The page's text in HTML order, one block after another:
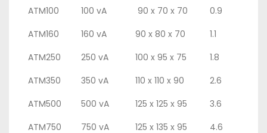
ATM100
ATM160
ATM250
ATM350
ATM500
ATM750
100 vA
160 vA
250 vA
350 vA
500 vA
750 vA
90 x 70 x 70
90 x 80 x 70
100 x 95 x 75
110 x 110 x 90
125 x 125 x 95
125 x 135 x 95
0.9
1.1
1.8
2.6
3.6
4.6